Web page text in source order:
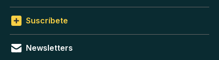
Suscríbete
Newsletters